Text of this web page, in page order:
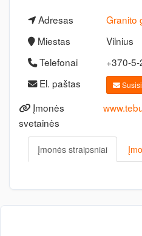
Adresas
Granito
Miestas
Vilnius
Telefonai
+370-
El. paštas
Įmonės
svetainės
Įmonės straipsniai